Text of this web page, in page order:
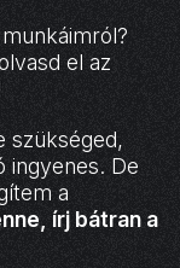
el az
szükséged,
ingyenes. De
a
írj bátran a